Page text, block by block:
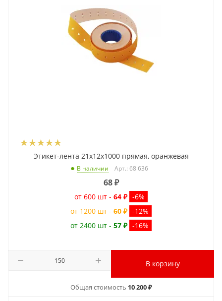
Этикет-лента 21x12x1000 прямая, оранжевая
В наличии Арт.: 68 636
68₽
от 600 шт - 64 ₽ -6%
от 1200 шт - 60 ₽ -12%
от 2400 шт - 57 ₽ -16%
В корзину
Общая стоимость 10 200 ₽